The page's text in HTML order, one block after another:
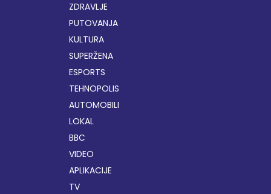
ZDRAVLJE
PUTOVANJA
KULTURA
SUPERŽENA
ESPORTS
TEHNOPOLIS
AUTOMOBILI
LOKAL
BBC
VIDEO
APLIKACIJE
TV